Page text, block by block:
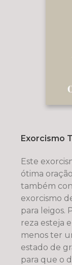
Exorcismo
Este
ótima
também
exorcismo
para leigos.
reza esteja
menos ter
estado de
para que o